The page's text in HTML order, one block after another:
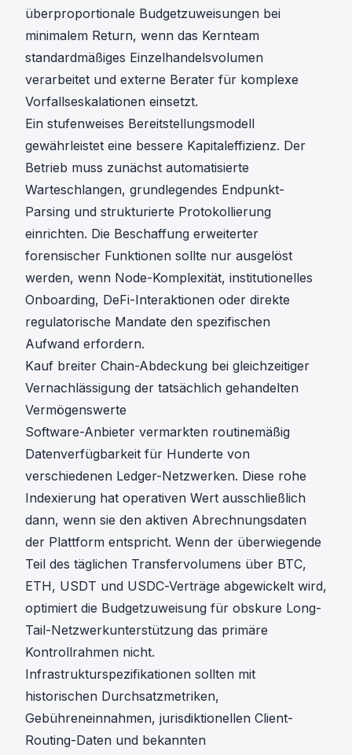
überproportionale Budgetzuweisungen bei
minimalem Return, wenn das Kernteam
standardmäßiges Einzelhandelsvolumen
verarbeitet und externe Berater für komplexe
Vorfallseskalationen einsetzt.
Ein stufenweises Bereitstellungsmodell
gewährleistet eine bessere Kapitaleffizienz. Der
Betrieb muss zunächst automatisierte
Warteschlangen, grundlegendes Endpunkt-
Parsing und strukturierte Protokollierung
einrichten. Die Beschaffung erweiterter
forensischer Funktionen sollte nur ausgelöst
werden, wenn Node-Komplexität, institutionelles
Onboarding, DeFi-Interaktionen oder direkte
regulatorische Mandate den spezifischen
Aufwand erfordern.
Kauf breiter Chain-Abdeckung bei gleichzeitiger
Vernachlässigung der tatsächlich gehandelten
Vermögenswerte
Software-Anbieter vermarkten routinemäßig
Datenverfügbarkeit für Hunderte von
verschiedenen Ledger-Netzwerken. Diese rohe
Indexierung hat operativen Wert ausschließlich
dann, wenn sie den aktiven Abrechnungsdaten
der Plattform entspricht. Wenn der überwiegende
Teil des täglichen Transfervolumens über BTC,
ETH, USDT und USDC-Verträge abgewickelt wird,
optimiert die Budgetzuweisung für obskure Long-
Tail-Netzwerkunterstützung das primäre
Kontrollrahmen nicht.
Infrastrukturspezifikationen sollten mit
historischen Durchsatzmetriken,
Gebühreneinnahmen, jurisdiktionellen Client-
Routing-Daten und bekannten